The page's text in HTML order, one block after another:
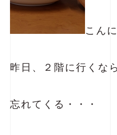
こん
昨日、２階に行くな
忘れてくる・・・